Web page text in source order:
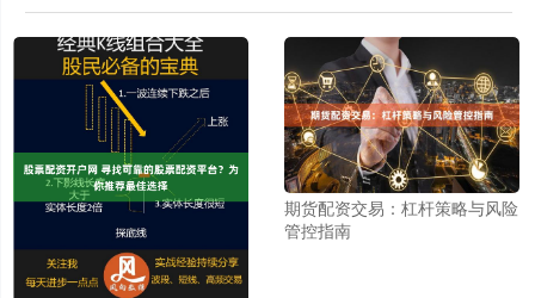
期货配资交易：杠杆策略与风险
管控指南